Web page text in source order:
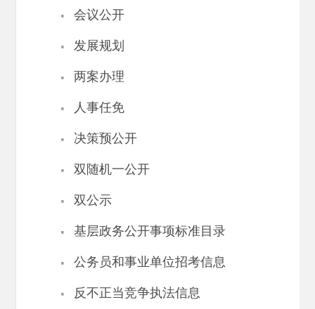
· 会议公开
· 发展规划
· 两案办理
· 人事任免
· 决策预公开
· 双随机一公开
· 双公示
· 基层政务公开事项标准目录
· 公务员和事业单位招考信息
· 反不正当竞争执法信息